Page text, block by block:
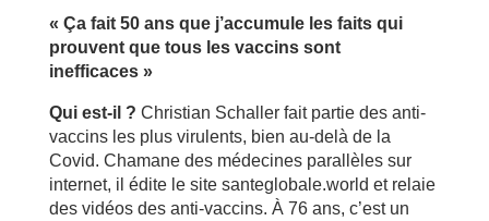
« Ça fait 50 ans que j’accumule les faits qui
prouvent que tous les vaccins sont
inefficaces »
Qui est-il ? Christian Schaller fait partie des anti-
vaccins les plus virulents, bien au-delà de la
Covid. Chamane des médecines parallèles sur
internet, il édite le site santeglobale.world et relaie
des vidéos des anti-vaccins. À 76 ans, c’est un